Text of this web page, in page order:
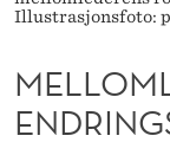
D
E
R
Y
Illustrasjonsfoto: